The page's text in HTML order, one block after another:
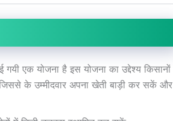
गयी एक योजना है इस योजना का उद्देश्य किसानों
के उम्मीदवार अपना खेती बाड़ी कर सकें और